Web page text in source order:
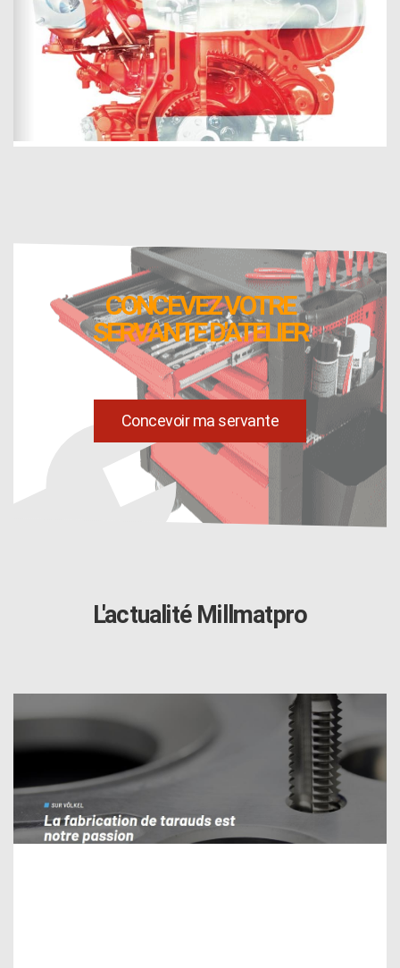
CONCEVEZ VOTRE
SERVANTE D'ATELIER
Concevoir ma servante
L'actualité Millmatpro